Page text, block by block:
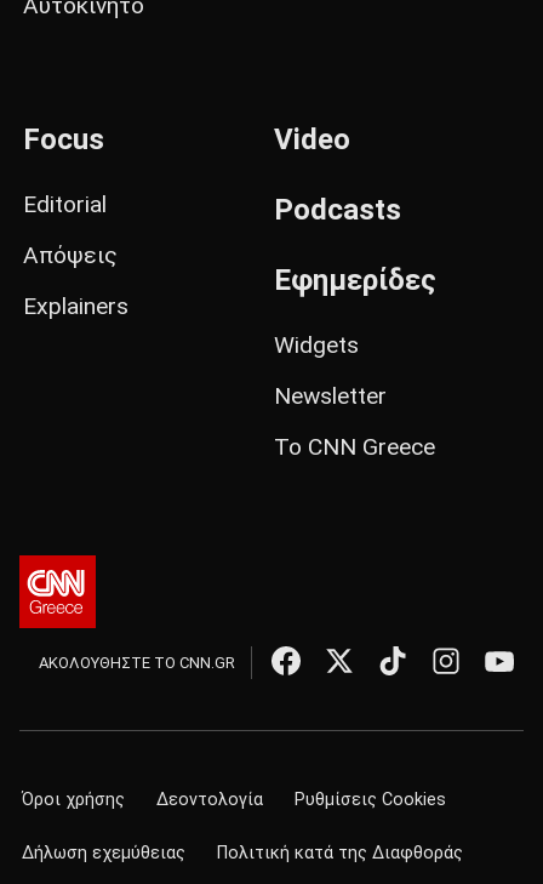
Αυτοκίνητο
Focus
Editorial
Απόψεις
Explainers
Video
Podcasts
Εφημερίδες
Widgets
Newsletter
Το CNN Greece
ΑΚΟΛΟΥΘΗΣΤΕ ΤΟ CNN.GR
Όροι χρήσης Δεοντολογία Ρυθμίσεις Cookies
Δήλωση εχεμύθειας Πολιτική κατά της Διαφθοράς